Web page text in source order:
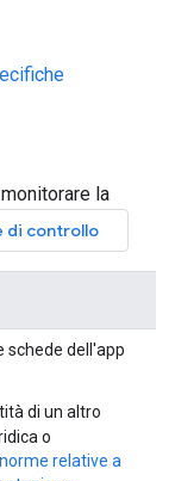
la
di controllo
schede dell'app
di un altro
o
norme relative a